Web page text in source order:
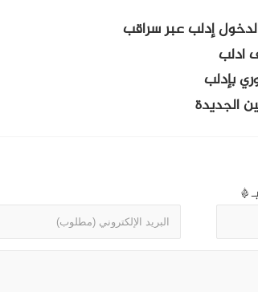
إدلب عبر سراقب
ادلب
بإدلب
الجديدة
*